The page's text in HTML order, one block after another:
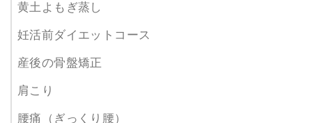
黄土よもぎ蒸し
妊活前ダイエットコース
産後の骨盤矯正
肩こり
腰痛（ぎっくり腰）